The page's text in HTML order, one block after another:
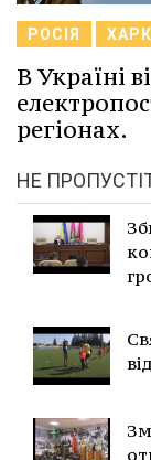
РОСІЯ
В Україні
регіонах.
НЕ